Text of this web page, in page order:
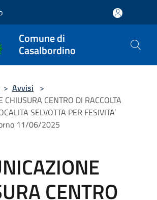
Comune di
Casalbordino
> Avvisi >
CHIUSURA CENTRO DI RACCOLTA
SELVOTTA PER FESIVITA’
11/06/2025
CENTRO